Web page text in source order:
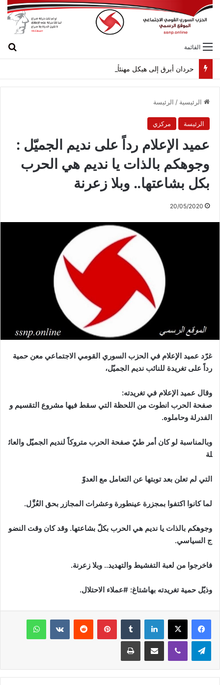
القائمة
حردان أبرق إلى هيكل مهنئاً بمناسبة عيد الجيش
الرئيسية / الرئيسة
الرئيسة مركزي
عميد الإعلام رداً على نديم الجميّل :
وجوهكم بالذات يا نديم هي الحرب
بكل بشاعتها.. وبلا زعرنة
20/05/2020
غرّد عميد الإعلام في الحزب السوري القومي الاجتماعي معن حمية
رداً على تغريدة للنائب نديم الجميّل،
وقال عميد الإعلام في تغريدته:
صفحة الحرب انطوت من اللحظة التي سقط فيها مشروع التقسيم و
الفدرلة وحاملوه.
وبالمناسبة لو كان أمر طيّ صفحة الحرب متروكاً لنديم الجميّل والعائ
لة
التي لم تعلن بعد توبتها عن التعامل مع العدوّ
لما كانوا اكتفوا بمجزرة عينطورة وعشرات المجازر بحق العُزَّل.
وجوهكم بالذات يا نديم هي الحرب بكلّ بشاعتها. وقد كان وقت النضو
ج السياسي.
فاخرجوا من لعبة التفشيط والتهديد.. وبلا زعرنة.
وذيّل حمية تغريدته بهاشتاغ: #عملاء الاحتلال.
فيسبوك لينكدإن بينتيريست